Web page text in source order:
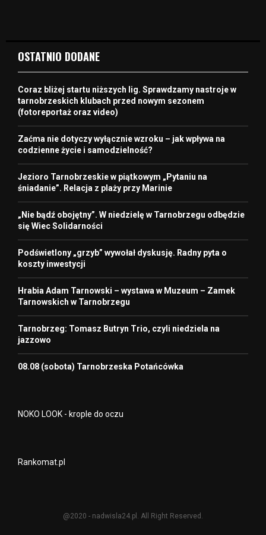
OSTATNIO DODANE
Coraz bliżej startu niższych lig. Sprawdzamy nastroje w
tarnobrzeskich klubach przed nowym sezonem
(fotoreportaż oraz video)
Zaćma nie dotyczy wyłącznie wzroku – jak wpływa na
codzienne życie i samodzielność?
Jezioro Tarnobrzeskie w piątkowym „Pytaniu na
śniadanie”. Relacja z plaży przy Marinie
„Nie bądź obojętny”. W niedzielę w Tarnobrzegu odbędzie
się Wiec Solidarności
Podświetlony „grzyb” wywołał dyskusję. Radny pyta o
koszty inwestycji
Hrabia Adam Tarnowski – wystawa w Muzeum – Zamek
Tarnowskich w Tarnobrzegu
Tarnobrzeg: Tomasz Butryn Trio, czyli niedziela na
jazzowo
08.08 (sobota) Tarnobrzeska Potańcówka
NOKO LOOK - krople do oczu
Rankomat.pl
@2020 - nadwisla24.pl. All Right Reserved.